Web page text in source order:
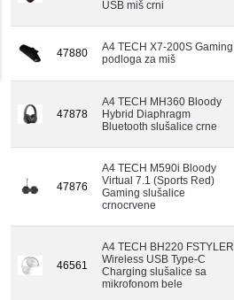
USB miš crni
47880
A4 TECH X7-200S Gaming
podloga za miš
47878
A4 TECH MH360 Bloody
Hybrid Diaphragm
Bluetooth slušalice crne
47876
A4 TECH M590i Bloody
Virtual 7.1 (Sports Red)
Gaming slušalice
crnocrvene
46561
A4 TECH BH220 FSTYLER
Wireless USB Type-C
Charging slušalice sa
mikrofonom bele